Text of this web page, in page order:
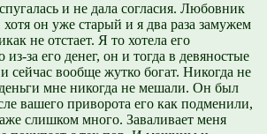
и не дала согласия. Любовник
он уже старый и я два раза замужем
не отстает. Я то хотела его
за его денег, он и тогда в девяностые
сейчас вообще жутко богат. Никогда не
мне никогда не мешали. Он был
вашего приворота его как подменили,
слишком много. Заваливает меня